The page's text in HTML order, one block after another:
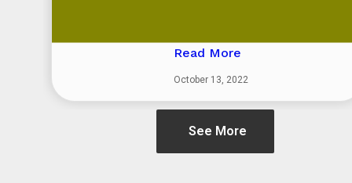
Read More
October 13, 2022
See More